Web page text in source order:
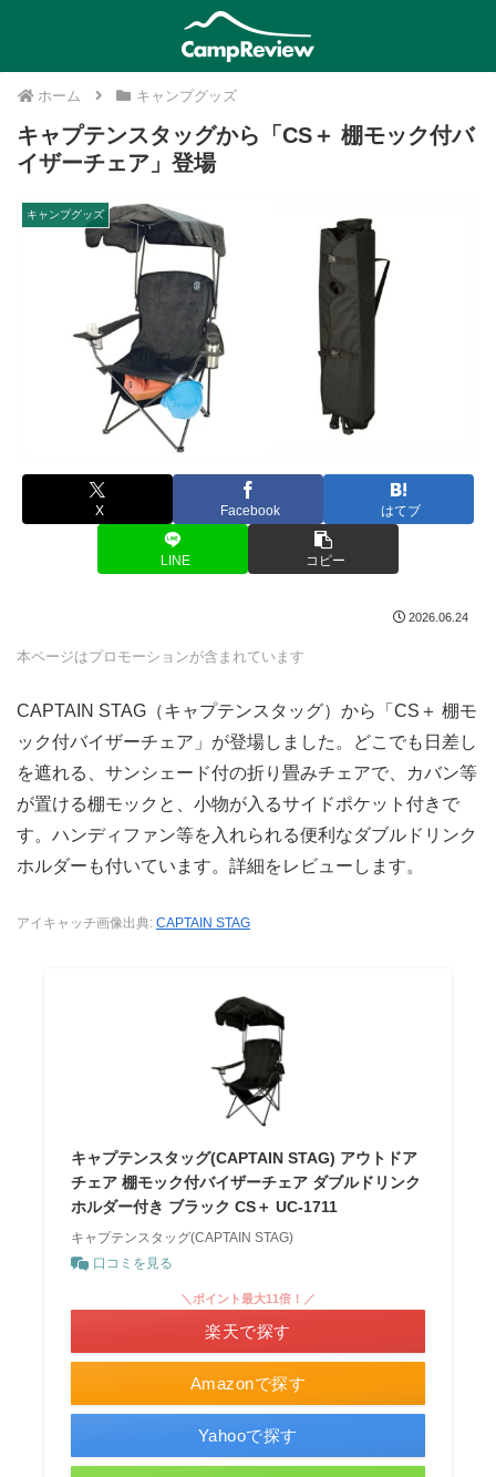
ホーム キャンプグッズ
キャプテンスタッグから「CS＋ 棚モック付バ
イザーチェア」登場
キャンプグッズ
X Facebook はてブ
LINE コピー
2026.06.24
本ページはプロモーションが含まれています
CAPTAIN STAG（キャプテンスタッグ）から「CS＋ 棚モ
ック付バイザーチェア」が登場しました。どこでも日差し
を遮れる、サンシェード付の折り畳みチェアで、カバン等
が置ける棚モックと、小物が入るサイドポケット付きで
す。ハンディファン等を入れられる便利なダブルドリンク
ホルダーも付いています。詳細をレビューします。
アイキャッチ画像出典: CAPTAIN STAG
キャプテンスタッグ(CAPTAIN STAG) アウトドア
チェア 棚モック付バイザーチェア ダブルドリンク
ホルダー付き ブラック CS＋ UC-1711
キャプテンスタッグ(CAPTAIN STAG)
口コミを見る
Amazonで探す
＼ポイント最大11倍！／
楽天で探す
Yahooで探す